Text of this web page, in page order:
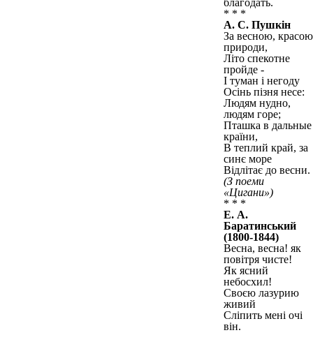
благодать.
* * *
А. С. Пушкін
За весною, красою
природи,
Літо спекотне
пройде -
І туман і негоду
Осінь пізня несе:
Людям нудно,
людям горе;
Пташка в дальные
країни,
В теплий край, за
синє море
Відлітає до весни.
(З поеми
«Цигани»)
* * *
Е. А.
Баратинський
(1800-1844)
Весна, весна! як
повітря чисте!
Як ясний
небосхил!
Своєю лазурию
живий
Сліпить мені очі
він.